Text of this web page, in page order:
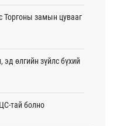
Торгоны замын цувааг
өлгийн зүйлс бүхий
тай болно